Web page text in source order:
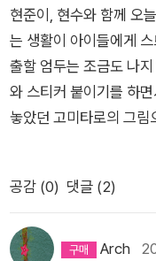
현준이, 현수와 함께 오
는 생활이 아이들에게
출할 엄두는 조금도 나
와 스티커 붙이기를 하
놓았던 고미타로의 그림
현준이는 연신 엄마, 고
겠다고 훼방을 놓았다.
려놓고 아직 더 많이 그
공감 (0) 댓글 (2)
Arch